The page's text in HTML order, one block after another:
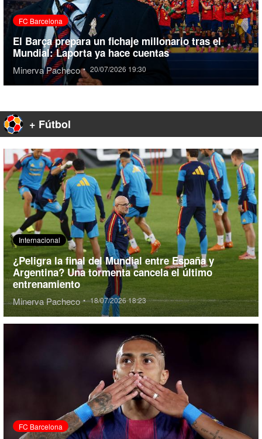
FC Barcelona
El Barça prepara un fichaje millonario tras el
Mundial: Laporta ya hace cuentas
Minerva Pacheco • 20/07/2026 19:30
+ Fútbol
Internacional
¿Peligra la final del Mundial entre España y
Argentina? Una tormenta cancela el último
entrenamiento
Minerva Pacheco • 18/07/2026 18:23
FC Barcelona